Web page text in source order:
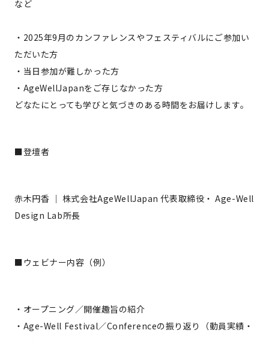
など
・2025年9月のカンファレンスやフェスティバルにご参加い
ただいた方
・当日参加が難しかった方
・AgeWellJapanをご存じなかった方
どなたにとっても学びと気づきのある時間をお届けします。
■登壇者
赤木円香 ｜ 株式会社AgeWellJapan 代表取締役・ Age-Well
Design Lab所長
■ウェビナー内容（例）
・オープニング／開催趣旨の紹介
・Age-Well Festival／Conferenceの振り返り（動員実績・